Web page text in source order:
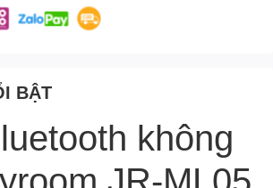
BẬT
không